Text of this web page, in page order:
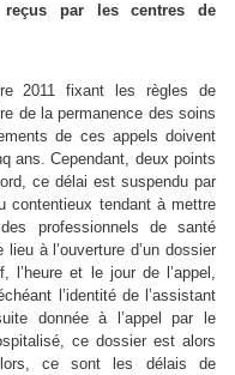
reçus par les centres de
2011 fixant les règles de
de la permanence des soins
de ces appels doivent
ans. Cependant, deux points
ce délai est suspendu par
contentieux tendant à mettre
professionnels de santé
à l’ouverture d’un dossier
l’heure et le jour de l’appel,
l’identité de l’assistant
donnée à l’appel par le
ce dossier est alors
ce sont les délais de